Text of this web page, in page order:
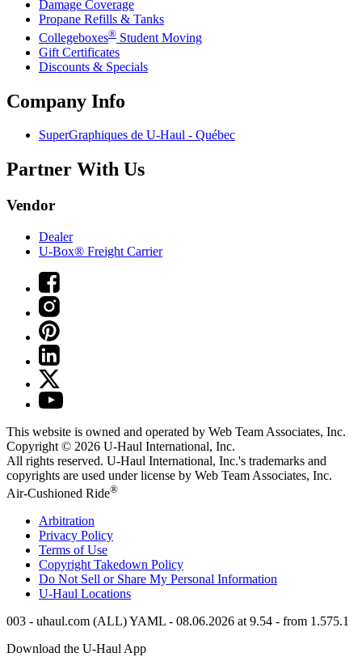
Damage Coverage
Propane Refills & Tanks
Collegeboxes® Student Moving
Gift Certificates
Discounts & Specials
Company Info
SuperGraphiques de U-Haul - Québec
Partner With Us
Vendor
Dealer
U-Box® Freight Carrier
This website is owned and operated by Web Team Associates, Inc.
Copyright © 2026 U-Haul International, Inc.
All rights reserved. U-Haul International, Inc.'s trademarks and
copyrights are used under license by Web Team Associates, Inc.
Air-Cushioned Ride®
Arbitration
Privacy Policy
Terms of Use
Copyright Takedown Policy
Do Not Sell or Share My Personal Information
U-Haul Locations
003 - uhaul.com (ALL) YAML - 08.06.2026 at 9.54 - from 1.575.1
Download the U-Haul App